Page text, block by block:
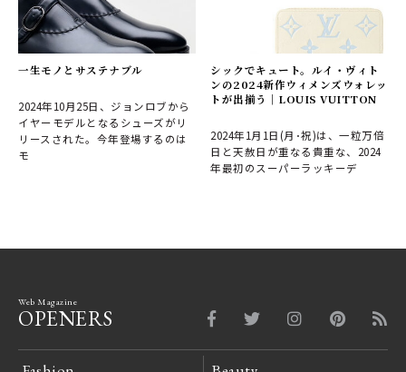
一生モノとサステナブル
2024年10月25日、ジョンロブから
イヤーモデルとなるシューズがリ
リースされた。今年登場するのは
モ
シックでキュート。ルイ・ヴィト
ンの2024新作ウィメンズウォレッ
トが出揃う｜LOUIS VUITTON
2024年1月1日(月･祝)は、一粒万倍
日と天赦日が重なる貴重な、2024
年最初のスーパーラッキーデ
Web Magazine
OPENERS